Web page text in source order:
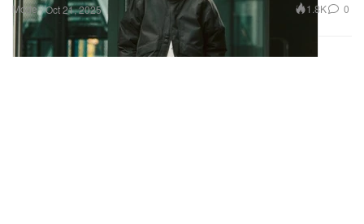
Mode Oct 21, 2025 1.8K 0